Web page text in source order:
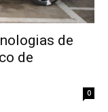
de
de
0